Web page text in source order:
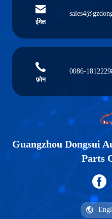
ईमेल
फ़ोन
0086-
Guangzhou Dongsui
Parts